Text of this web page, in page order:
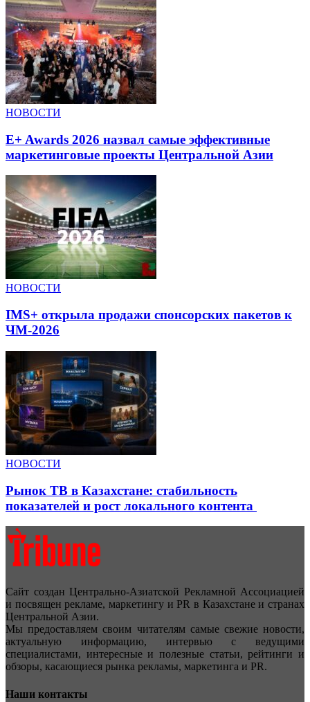
НОВОСТИ
E+ Awards 2026 назвал самые эффективные
маркетинговые проекты Центральной Азии
НОВОСТИ
IMS+ открыла продажи спонсорских пакетов к
ЧМ-2026
НОВОСТИ
Рынок ТВ в Казахстане: стабильность
показателей и рост локального контента
Сайт создан Центрально-Азиатской Рекламной Ассоциацией
и посвящен рекламе, маркетингу и PR в Казахстане и странах
Центральной Азии.
Мы предоставляем своим читателям самые свежие новости,
актуальную информацию, интервью с ведущими
специалистами, интересные и полезные статьи, рейтинги и
обзоры, касающиеся рынка рекламы, маркетинга и PR.
Наши контакты